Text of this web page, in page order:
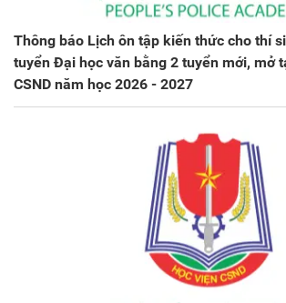
Thông báo Lịch ôn tập kiến thức cho thí
tuyển Đại học văn bằng 2 tuyển mới, mở
CSND năm học 2026 - 2027